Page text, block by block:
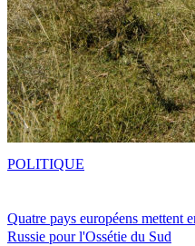
Quatre pays européens mettent
Russie pour l'Ossétie du Sud
POLITIQUE